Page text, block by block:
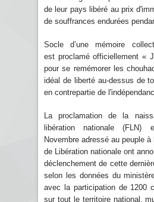
de leur pays libéré au prix
de souffrances endurées
Socle d’une mémoire
est proclamé officiellement «
pour se remémorer les
idéal de liberté au-dessus de
en contrepartie de
La proclamation de la
libération nationale
Novembre adressé au peuple
de Libération nationale ont
déclenchement de cette
selon les données du
avec la participation de 1200
sur tout le territoire national,